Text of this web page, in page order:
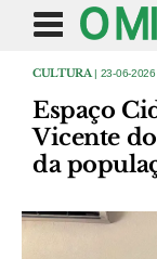
CULTURA | 23-06-
Espaço
Vicente
da